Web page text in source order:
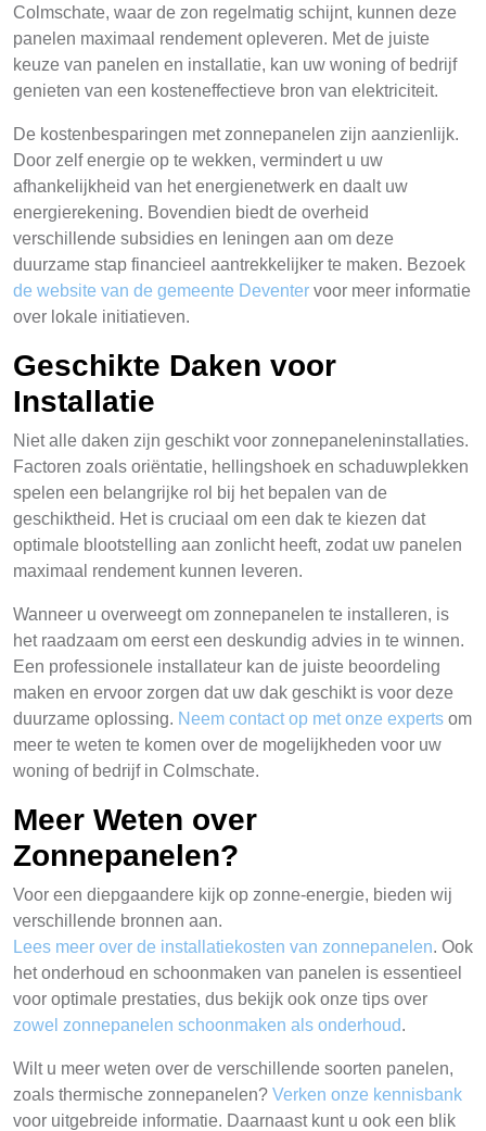
Colmschate, waar de zon regelmatig schijnt, kunnen deze
panelen maximaal rendement opleveren. Met de juiste
keuze van panelen en installatie, kan uw woning of bedrijf
genieten van een kosteneffectieve bron van elektriciteit.
De kostenbesparingen met zonnepanelen zijn aanzienlijk.
Door zelf energie op te wekken, vermindert u uw
afhankelijkheid van het energienetwerk en daalt uw
energierekening. Bovendien biedt de overheid
verschillende subsidies en leningen aan om deze
duurzame stap financieel aantrekkelijker te maken. Bezoek
de website van de gemeente Deventer voor meer informatie
over lokale initiatieven.
Geschikte Daken voor
Installatie
Niet alle daken zijn geschikt voor zonnepaneleninstallaties.
Factoren zoals oriëntatie, hellingshoek en schaduwplekken
spelen een belangrijke rol bij het bepalen van de
geschiktheid. Het is cruciaal om een dak te kiezen dat
optimale blootstelling aan zonlicht heeft, zodat uw panelen
maximaal rendement kunnen leveren.
Wanneer u overweegt om zonnepanelen te installeren, is
het raadzaam om eerst een deskundig advies in te winnen.
Een professionele installateur kan de juiste beoordeling
maken en ervoor zorgen dat uw dak geschikt is voor deze
duurzame oplossing. Neem contact op met onze experts om
meer te weten te komen over de mogelijkheden voor uw
woning of bedrijf in Colmschate.
Meer Weten over
Zonnepanelen?
Voor een diepgaandere kijk op zonne-energie, bieden wij
verschillende bronnen aan.
Lees meer over de installatiekosten van zonnepanelen. Ook
het onderhoud en schoonmaken van panelen is essentieel
voor optimale prestaties, dus bekijk ook onze tips over
zowel zonnepanelen schoonmaken als onderhoud.
Wilt u meer weten over de verschillende soorten panelen,
zoals thermische zonnepanelen? Verken onze kennisbank
voor uitgebreide informatie. Daarnaast kunt u ook een blik